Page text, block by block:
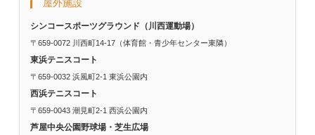
屋外施設
シンコースポーツグラウンド（川西運動場）
〒659-0072 川西町14-17（体育館・青少年センター東隣）
東浜テニスコート
〒659-0032 浜風町2-1 東浜公園内
西浜テニスコート
〒659-0043 潮見町2-1 西浜公園内
芦屋中央公園野球場・芝生広場